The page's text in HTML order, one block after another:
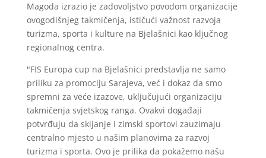
Magoda izrazio je zadovoljstvo povodom organizacije
ovogodišnjeg takmičenja, ističući važnost razvoja
turizma, sporta i kulture na Bjelašnici kao ključnog
regionalnog centra.
"FIS Europa cup na Bjelašnici predstavlja ne samo
priliku za promociju Sarajeva, već i dokaz da smo
spremni za veće izazove, uključujući organizaciju
takmičenja svjetskog ranga. Ovakvi događaji
potvrđuju da skijanje i zimski sportovi zauzimaju
centralno mjesto u našim planovima za razvoj
turizma i sporta. Ovo je prilika da pokažemo našu